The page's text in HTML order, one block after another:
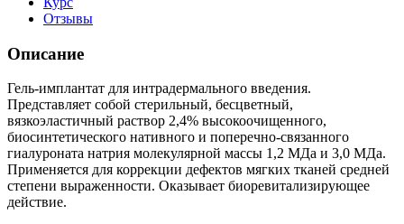
Отзывы
Описание
Гель-имплантат для интрадермального введения.
Представляет собой стерильный, бесцветный,
вязкоэластичный раствор 2,4% высокоочищенного,
биосинтетического нативного и поперечно-связанного
гиалуроната натрия молекулярной массы 1,2 МДа и 3,0 МДа.
Применяется для коррекции дефектов мягких тканей средней
степени выраженности. Оказывает биоревитализирующее
действие.